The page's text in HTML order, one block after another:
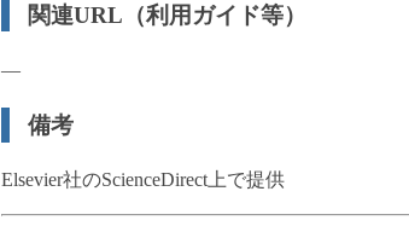
関連URL（利用ガイド等）
―
備考
Elsevier社のScienceDirect上で提供